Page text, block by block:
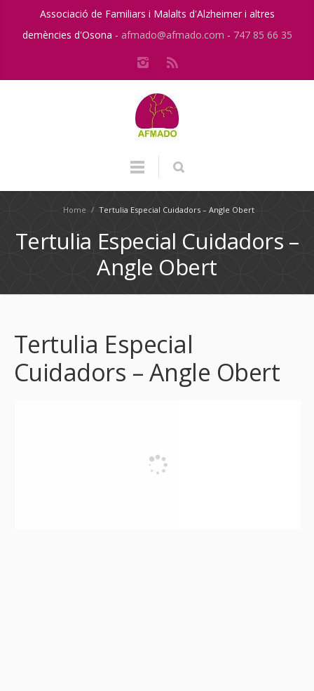
Associació de Familiars i Malalts d'Alzheimer i altres
demències d'Osona - afmado@afmado.com - 747 85 66 35
Home / Tertulia Especial Cuidadors – Angle Obert
Tertulia Especial Cuidadors –
Angle Obert
Tertulia Especial
Cuidadors – Angle Obert